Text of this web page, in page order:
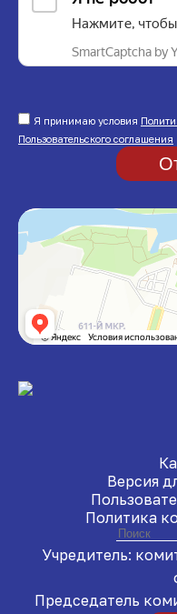
Я принимаю условия
Пользовательского соглашения
Учредитель:
Председатель
Версия
Политика